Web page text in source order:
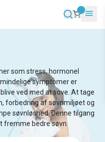
som stress, hormonel
symptomer er
ved med at sove. At tage
forbedring af søvnmiljøet og
søvnløshed. Denne tilgang
fremme bedre søvn.